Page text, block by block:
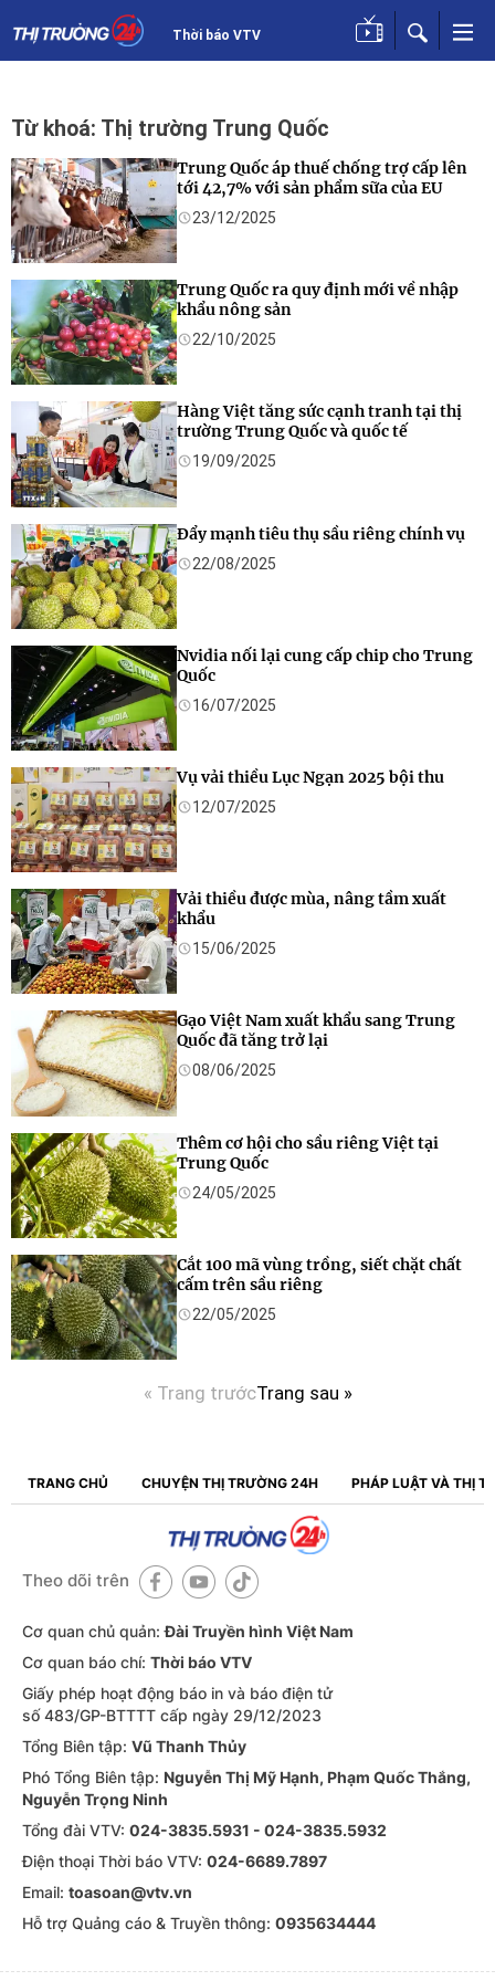
Thời báo VTV
Từ khoá: Thị trường Trung Quốc
Trung Quốc áp thuế chống trợ cấp lên
tới 42,7% với sản phẩm sữa của EU
23/12/2025
Trung Quốc ra quy định mới về nhập
khẩu nông sản
22/10/2025
Hàng Việt tăng sức cạnh tranh tại thị
trường Trung Quốc và quốc tế
19/09/2025
Đẩy mạnh tiêu thụ sầu riêng chính vụ
22/08/2025
Nvidia nối lại cung cấp chip cho Trung
Quốc
16/07/2025
Vụ vải thiều Lục Ngạn 2025 bội thu
12/07/2025
Vải thiều được mùa, nâng tầm xuất
khẩu
15/06/2025
Gạo Việt Nam xuất khẩu sang Trung
Quốc đã tăng trở lại
08/06/2025
Thêm cơ hội cho sầu riêng Việt tại
Trung Quốc
24/05/2025
Cắt 100 mã vùng trồng, siết chặt chất
cấm trên sầu riêng
22/05/2025
« Trang trướcTrang sau »
TRANG CHỦ CHUYỆN THỊ TRƯỜNG 24H PHÁP LUẬT VÀ THỊ
Theo dõi trên
Cơ quan chủ quản:Đài Truyền hình Việt Nam
Cơ quan báo chí: Thời báo VTV
Giấy phép hoạt động báo in và báo điện tử
số 483/GP-BTTTT cấp ngày 29/12/2023
Tổng Biên tập: Vũ Thanh Thủy
Phó Tổng Biên tập: Nguyễn Thị Mỹ Hạnh, Phạm Quốc Thắng,
Nguyễn Trọng Ninh
Tổng đài VTV: 024-3835.5931 - 024-3835.5932
Ðiện thoại Thời báo VTV: 024-6689.7897
Email: toasoan@vtv.vn
Hỗ trợ Quảng cáo & Truyền thông: 0935634444